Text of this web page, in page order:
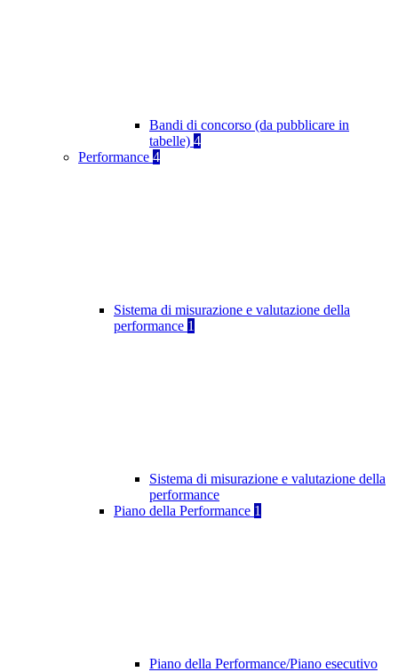
Bandi di concorso (da pubblicare in
tabelle) 4
Performance 4
Sistema di misurazione e valutazione della
performance 1
Sistema di misurazione e valutazione della
performance
Piano della Performance 1
Piano della Performance/Piano esecutivo